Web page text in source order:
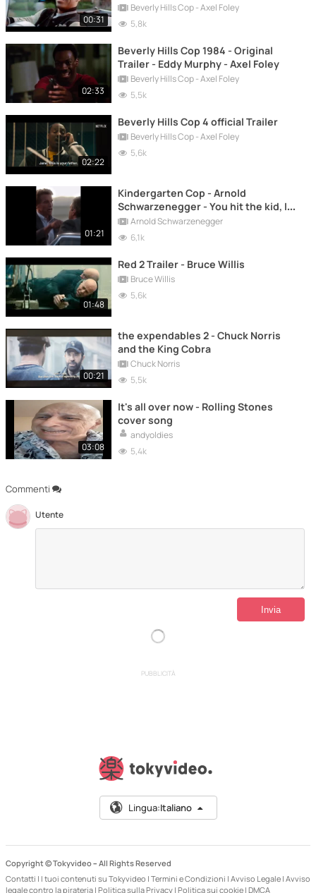
Commenti
Utente
00:31
Beverly Hills Cop - Axel Foley
5,8k
02:33
Beverly Hills Cop 1984 - Original
Trailer - Eddy Murphy - Axel Foley
Beverly Hills Cop - Axel Foley
5,5k
02:22
Beverly Hills Cop 4 official Trailer
Beverly Hills Cop - Axel Foley
5,6k
01:21
Kindergarten Cop - Arnold
Schwarzenegger - You hit the kid, I
hit you!
Arnold Schwarzenegger
6,1k
01:48
Red 2 Trailer - Bruce Willis
Bruce Willis
5,6k
00:21
the expendables 2 - Chuck Norris
and the King Cobra
Chuck Norris
5,5k
03:08
It's all over now - Rolling Stones
cover song
andyoldies
5,4k
PUBBLICITÀ
Lingua:Italiano
Copyright © Tokyvideo – All Rights Reserved
Contatti | I tuoi contenuti su Tokyvideo | Termini e Condizioni | Avviso Legale | Avviso
legale contro la pirateria | Politica sulla Privacy | Politica sui cookie | DMCA